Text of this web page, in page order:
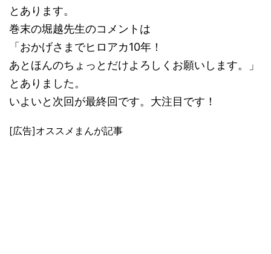
とあります。
巻末の堀越先生のコメントは
「おかげさまでヒロアカ10年！
あとほんのちょっとだけよろしくお願いします。」
とありました。
いよいと次回が最終回です。大注目です！
[広告]オススメまんが記事